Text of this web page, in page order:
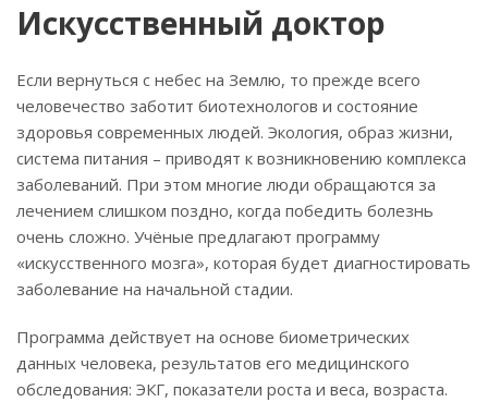
Искусственный доктор
Если вернуться с небес на Землю, то прежде всего
человечество заботит биотехнологов и состояние
здоровья современных людей. Экология, образ жизни,
система питания – приводят к возникновению комплекса
заболеваний. При этом многие люди обращаются за
лечением слишком поздно, когда победить болезнь
очень сложно. Учёные предлагают программу
«искусственного мозга», которая будет диагностировать
заболевание на начальной стадии.
Программа действует на основе биометрических
данных человека, результатов его медицинского
обследования: ЭКГ, показатели роста и веса, возраста.